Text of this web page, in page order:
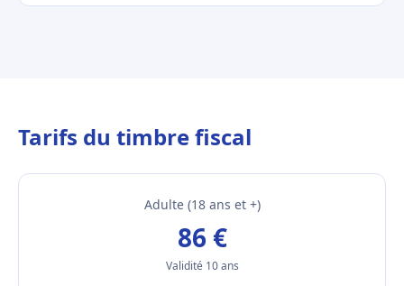
Tarifs du timbre fiscal
Adulte (18 ans et +)
86 €
Validité 10 ans